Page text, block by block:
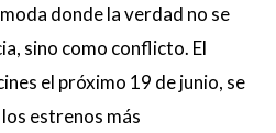
donde la verdad no se
sino como conflicto. El
el próximo 19 de junio, se
estrenos más